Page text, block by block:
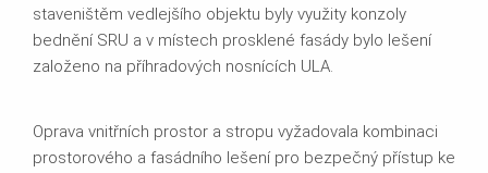
staveništěm vedlejšího objektu byly využity konzoly
bednění SRU a v místech prosklené fasády bylo lešení
založeno na příhradových nosnících ULA.
Oprava vnitřních prostor a stropu vyžadovala kombinaci
prostorového a fasádního lešení pro bezpečný přístup ke